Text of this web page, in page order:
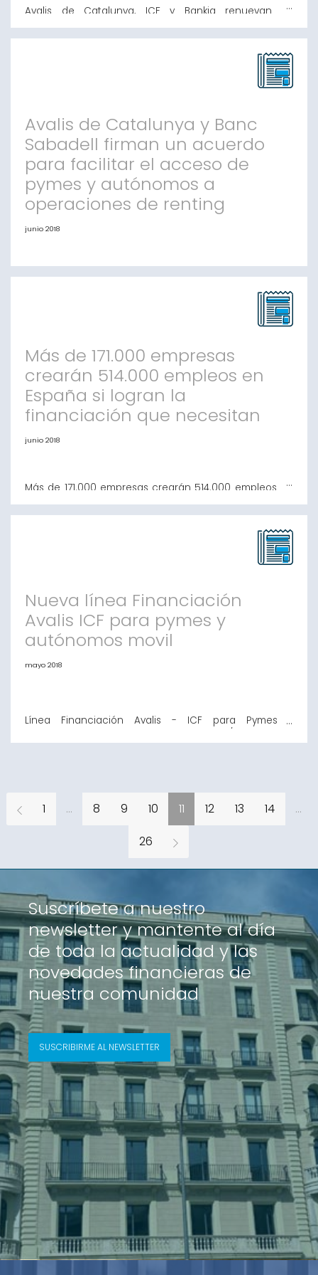
Avalis de Catalunya, ICF y Bankia renuevan su
autónomos El acuerdo contempla la financiación
tanto para inversión como para circulante Barcelona,
5 de julio de 2018.- Avalis de Catalunya, el Institut
Català de Finances (ICF) y Bankia han renovado su
Avalis de Catalunya y Banc
Sabadell firman un acuerdo
para facilitar el acceso de
pymes y autónomos a
operaciones de renting
junio 2018
acuerdo para facilitar el acceso de pymes y
de junio de 2018.- Avalis de Catalunya, sociedad de
garantía recíproca y Banc Sabadell han firmado un
acuerdo que tiene como objetivo facilitar el acceso
Más de 171.000 empresas
crearán 514.000 empleos en
España si logran la
financiación que necesitan
junio 2018
Más de 171.000 empresas crearán 514.000 empleos en
Informe sobre Financiación de la Pyme en España,
advierte menores dificultades para las empresas a la
hora de dar respuesta a sus necesidades de
financiación, ahora se sitúa en el 39,2%. Con las
premisas que se apuntan en el VI Informe «Finan
Nueva línea Financiación
Avalis ICF para pymes y
autónomos movil
mayo 2018
Línea Financiación Avalis - ICF para Pymes y
coste para operaciones productivas y de crecimiento.
inversión hasta 10 años Préstamo para circ
1 ... 8 9 10 11 12 13 14
...
26
Suscríbete a nuestro
newsletter y mantente al día
de toda la actualidad y las
novedades financieras de
nuestra comunidad
SUSCRIBIRME AL NEWSLETTER